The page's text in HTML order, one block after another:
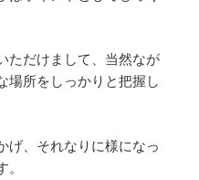
ただけまして、当然なが
場所をしっかりと把握し
げ、それなりに様になっ